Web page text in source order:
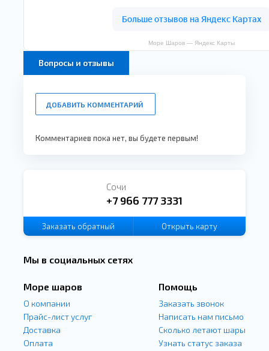
Море Шаров — Яндекс Карты
Вопросы и отзывы
ДОБАВИТЬ КОММЕНТАРИЙ
Комментариев пока нет, вы будете первым!
Сочи
+7 966 777 3331
Заказать обратный
Открыть карту
Мы в социальных сетях
Море шаров
О компании
Прайс-лист услуг
Доставка
Оплата
Помощь
Заказать звонок
Написать нам письмо
Сколько летают шары
Узнать статус заказа